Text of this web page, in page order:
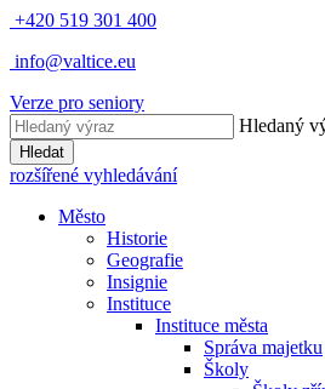
+420 519 301 400
info@valtice.eu
Verze pro seniory
Hledaný
Hledat
rozšířené vyhledávání
Město
Historie
Geografie
Insignie
Instituce
Instituce města
Správa majetku
Školy